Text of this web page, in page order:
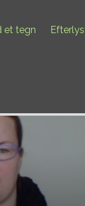
et tegn